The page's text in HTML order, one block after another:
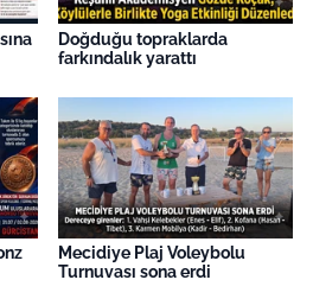
Doğduğu topraklarda
farkındalık yarattı
Mecidiye Plaj Voleybolu
Turnuvası sona erdi